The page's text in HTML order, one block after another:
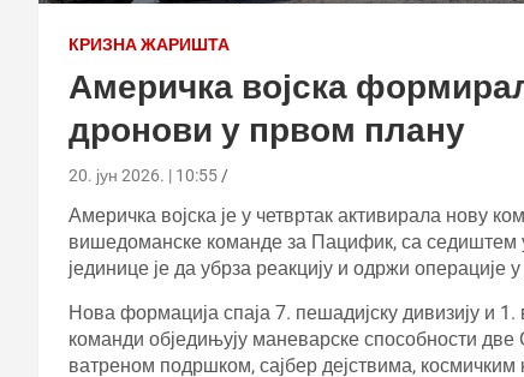
КРИЗНА ЖАРИШТА
Америчка војска
дронови у првом плану
20. јун 2026. | 10:55
Америчка војска је у четвртак активирала нову
вишедоманске команде за Пацифик, са седиштем
јединице је да убрза реакцију и одржи
Нова формација спаја 7. пешадијску дивизију и
команди обједињују маневарске способности
ватреном подршком, сајбер дејствима,